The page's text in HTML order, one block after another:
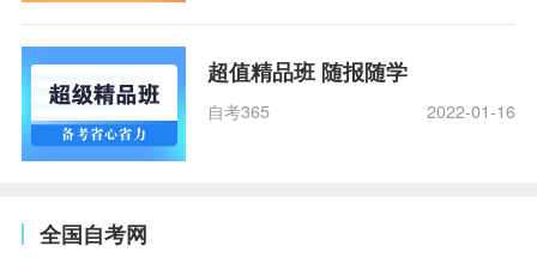
超值精品班 随报随学
自考365 2022-01-16
全国自考网